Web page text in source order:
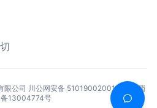
限公司 川公网安备 51019002001144号
蜀
备13004774号